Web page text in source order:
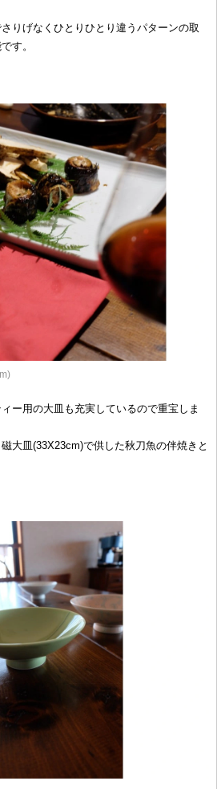
りげなくひとりひとり違うパターンの取
す。
ー用の大皿も充実しているので重宝しま
大皿(33X23cm)で供した秋刀魚の伴焼きと